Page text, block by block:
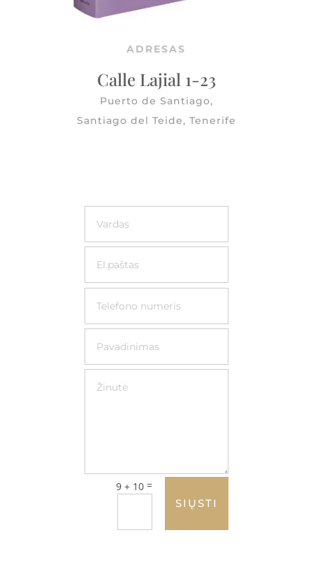
ADRESAS
Calle Lajial 1-23
Puerto de Santiago,
Santiago del Teide, Tenerife
9 + 10 =
SIŲSTI